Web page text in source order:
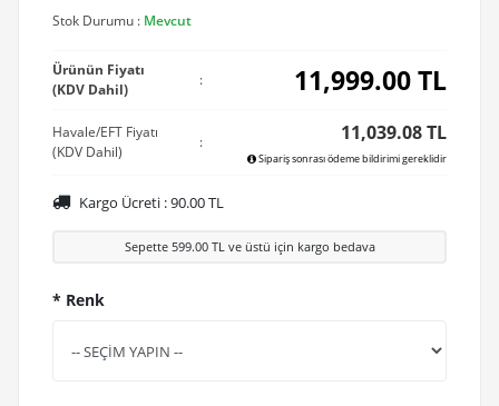
Stok Durumu : Mevcut
Ürünün Fiyatı
(KDV Dahil)
: 11,999.00TL
Havale/EFT Fiyatı
(KDV Dahil)
: 11,039.08 TL
Sipariş sonrası ödeme bildirimi gereklidir
Kargo Ücreti :90.00TL
Sepette 599.00TL ve üstü için kargo bedava
* Renk